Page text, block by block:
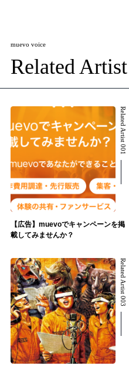
muevo voice
Related Artist
Related Artist 001
【広告】muevoでキャンペーンを掲
載してみませんか？
Related Artist 003